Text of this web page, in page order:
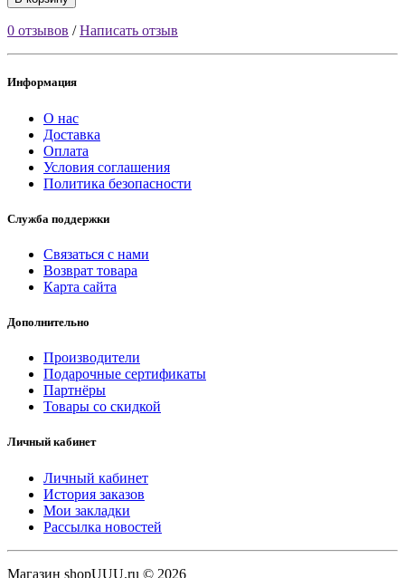
0 отзывов /Написать отзыв
Информация
О нас
Доставка
Оплата
Условия соглашения
Политика безопасности
Служба поддержки
Связаться с нами
Возврат товара
Карта сайта
Дополнительно
Производители
Подарочные сертификаты
Партнёры
Товары со скидкой
Личный кабинет
Личный кабинет
История заказов
Мои закладки
Рассылка новостей
Магазин shopUUU.ru © 2026